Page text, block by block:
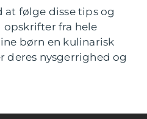
følge disse tips og
fra hele
børn en kulinarisk
deres nysgerrighed og